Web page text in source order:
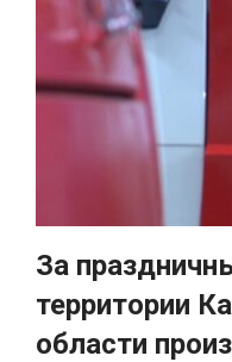
За
территории
области